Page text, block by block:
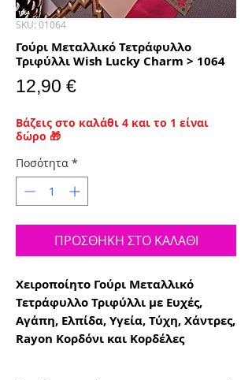
SKU: 01064
Γούρι Μεταλλικό Τετράφυλλο
Τριφύλλι Wish Lucky Charm > 1064
12,90 €Τιμή
Βάζεις στο καλάθι 4 και το 1 είναι
δώρο 🎁
Ποσότητα *
ΠΡΟΣΘΗΚΗ ΣΤΟ ΚΑΛΑΘΙ
Χειροποίητο Γούρι Μεταλλικό
Τετράφυλλο Τριφύλλι με Ευχές,
Αγάπη, Ελπίδα, Υγεία, Τύχη, Χάντρες,
Rayon Κορδόνι και Κορδέλες